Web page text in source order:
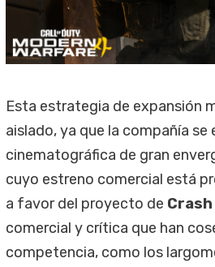
Esta estrategia de expansión
aislado, ya que la compañía
cinematográfica de gran
cuyo estreno comercial está
a favor del proyecto de
comercial y crítica que han
competencia, como los